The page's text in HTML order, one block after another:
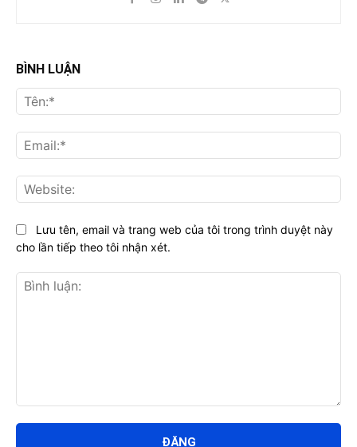
BÌNH LUẬN
Lưu tên, email và trang web của tôi trong trình duyệt này
cho lần tiếp theo tôi nhận xét.